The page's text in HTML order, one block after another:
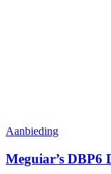
Aanbieding
Meguiar’s DBP6